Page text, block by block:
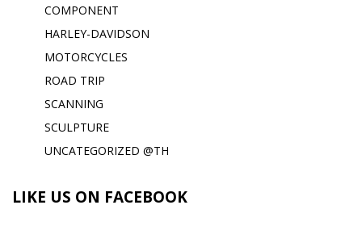
COMPONENT
HARLEY-DAVIDSON
MOTORCYCLES
ROAD TRIP
SCANNING
SCULPTURE
UNCATEGORIZED @TH
LIKE US ON FACEBOOK